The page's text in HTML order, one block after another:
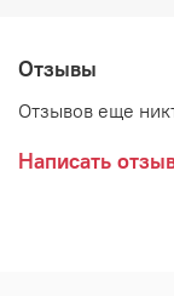
Отзывы
Отзывов еще
Написать